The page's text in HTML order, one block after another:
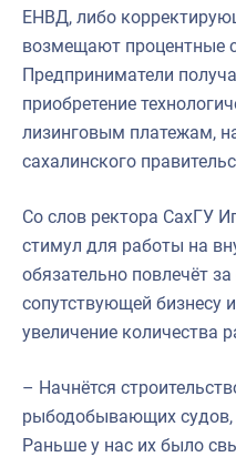
ЕНВД, либо
возмещают процентные
Предприниматели
приобретение
лизинговым платежам,
сахалинского
Со слов ректора СахГУ
стимул для работы на
обязательно повлечёт
сопутствующей бизнесу
увеличение количества
– Начнётся
рыбодобывающих
Раньше у нас их было